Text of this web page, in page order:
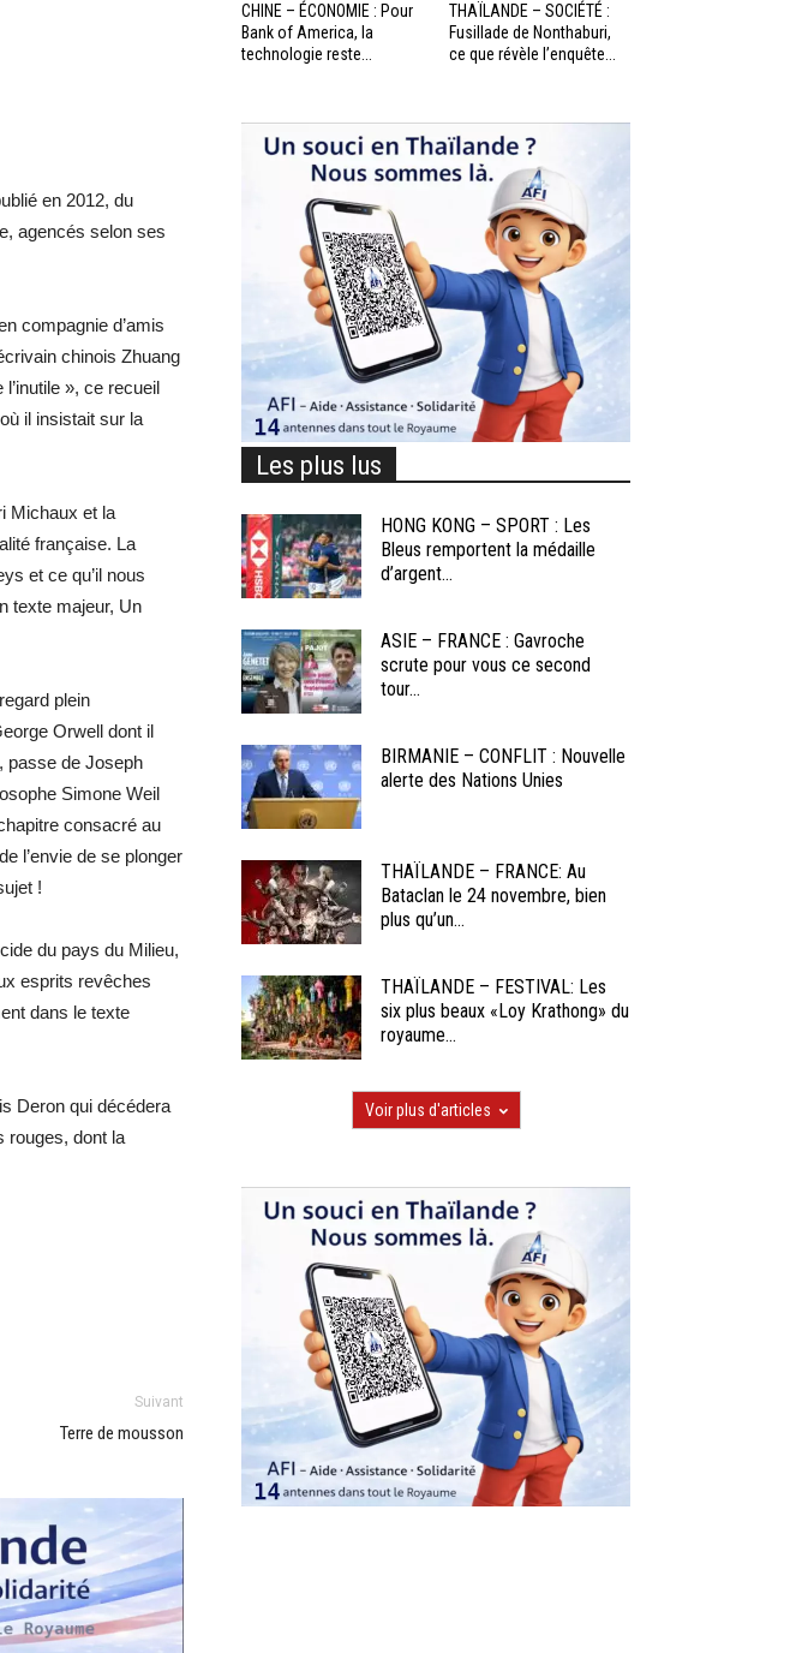
en 2012, du
agencés selon ses
compagnie d’amis
chinois Zhuang
», ce recueil
il insistait sur la
Michaux et la
française. La
et ce qu’il nous
texte majeur, Un
plein
Orwell dont il
passe de Joseph
Simone Weil
consacré au
l’envie de se plonger
!
du pays du Milieu,
esprits revêches
dans le texte
Deron qui décédera
rouges, dont la
Suivant
Terre de mousson
CHINE – ÉCONOMIE : Pour
Bank of America, la
technologie reste...
THAÏLANDE – SOCIÉTÉ :
Fusillade de Nonthaburi,
ce que révèle l’enquête...
Les plus lus
HONG KONG – SPORT : Les
Bleus remportent la médaille
d’argent...
ASIE – FRANCE : Gavroche
scrute pour vous ce second
tour...
BIRMANIE – CONFLIT : Nouvelle
alerte des Nations Unies
THAÏLANDE – FRANCE: Au
Bataclan le 24 novembre, bien
plus qu’un...
THAÏLANDE – FESTIVAL: Les
six plus beaux «Loy Krathong» du
royaume...
Voir plus d'articles